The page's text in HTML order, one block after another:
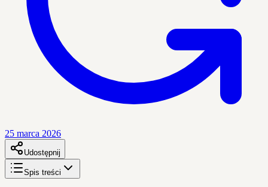
25 marca 2026
Udostępnij
Spis treści